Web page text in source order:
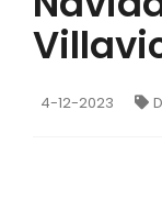
4-12-2023